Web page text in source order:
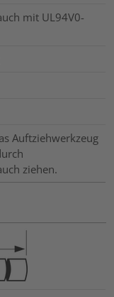
mit UL94V0-
Auftziehwerkzeug
ziehen.